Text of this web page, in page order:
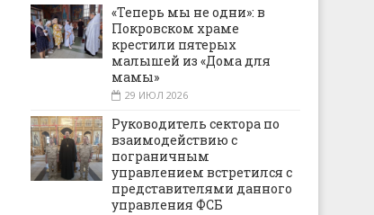
«Теперь мы не одни»: в
Покровском храме
крестили пятерых
малышей из «Дома для
мамы»
29 ИЮЛ 2026
Руководитель сектора по
взаимодействию с
пограничным
управлением встретился с
представителями данного
управления ФСБ